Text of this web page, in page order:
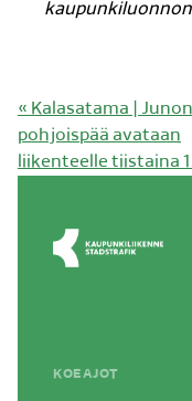
« Edellinen
artikkeli:
Kalasatama |
pohjoispää avataan
liikenteelle tiistaina
KOEAJOT